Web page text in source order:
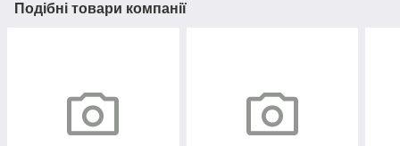
Подібні товари компанії